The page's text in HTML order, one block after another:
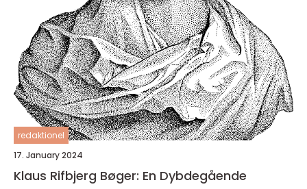
redaktionel
17. January 2024
Klaus Rifbjerg Bøger: En Dybdegående